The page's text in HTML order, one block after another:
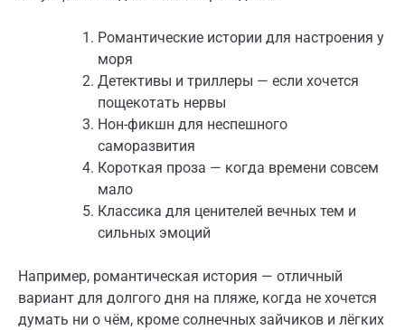
Романтические истории для настроения у
моря
Детективы и триллеры — если хочется
пощекотать нервы
Нон-фикшн для неспешного
саморазвития
Короткая проза — когда времени совсем
мало
Классика для ценителей вечных тем и
сильных эмоций
Например, романтическая история — отличный
вариант для долгого дня на пляже, когда не хочется
думать ни о чём, кроме солнечных зайчиков и лёгких